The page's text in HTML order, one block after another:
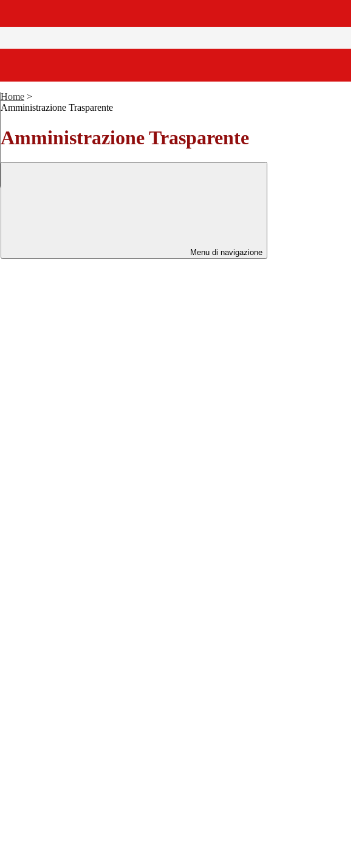
Home >
Amministrazione Trasparente
Amministrazione Trasparente
Menu di navigazione